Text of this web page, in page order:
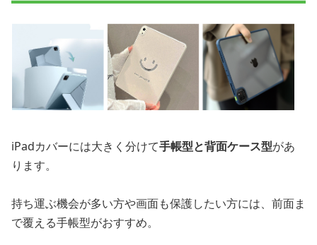
iPadカバーには大きく分けて手帳型と背面ケース型があ
ります。
持ち運ぶ機会が多い方や画面も保護したい方には、前面ま
で覆える手帳型がおすすめ。